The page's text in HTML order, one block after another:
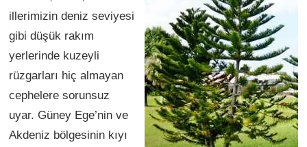
illerimizin deniz seviyesi
gibi düşük rakım
yerlerinde kuzeyli
rüzgarları hiç almayan
cephelere sorunsuz
uyar. Güney Ege’nin ve
Akdeniz bölgesinin kıyı